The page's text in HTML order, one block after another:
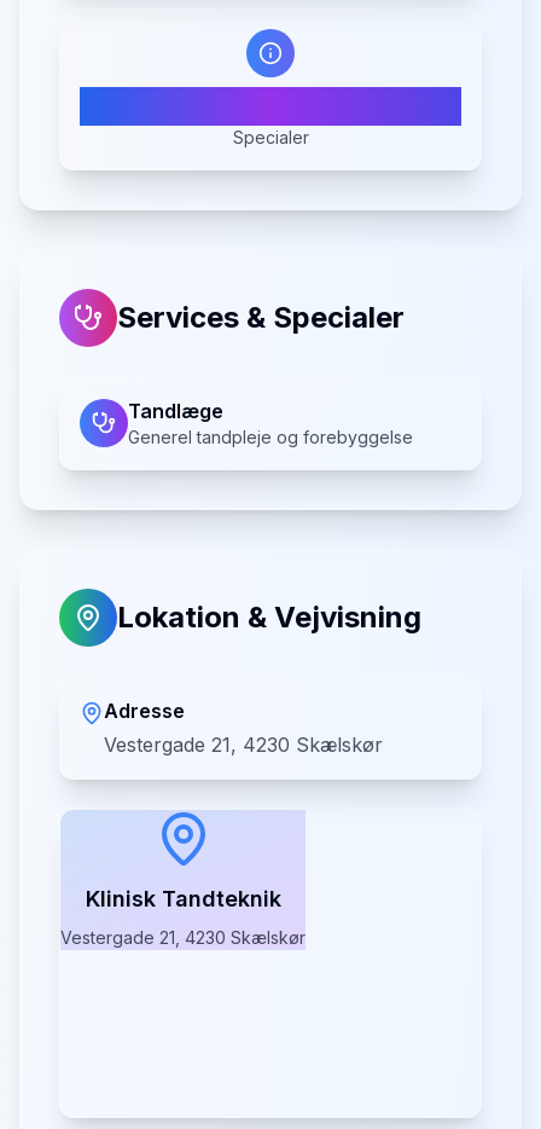
Specialer
Services & Specialer
Tandlæge
Generel tandpleje og forebyggelse
Lokation & Vejvisning
Adresse
Vestergade 21, 4230 Skælskør
Klinisk Tandteknik
Vestergade 21, 4230 Skælskør